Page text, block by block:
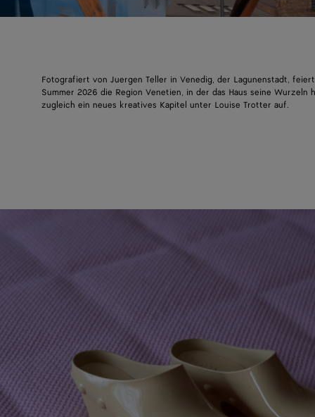
Fotografiert von Juergen Teller in Venedig, der Lagunenstadt,
Summer 2026 die Region Venetien, in der das Haus seine Wurzeln
zugleich ein neues kreatives Kapitel unter Louise Trotter auf.